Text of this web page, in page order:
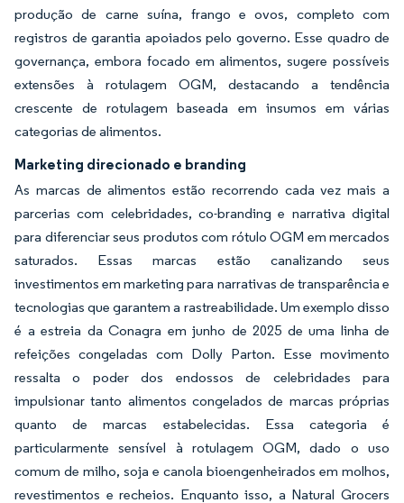
produção de carne suína, frango e ovos, completo com
registros de garantia apoiados pelo governo. Esse quadro de
governança, embora focado em alimentos, sugere possíveis
extensões à rotulagem OGM, destacando a tendência
crescente de rotulagem baseada em insumos em várias
categorias de alimentos.
Marketing direcionado e branding
As marcas de alimentos estão recorrendo cada vez mais a
parcerias com celebridades, co-branding e narrativa digital
para diferenciar seus produtos com rótulo OGM em mercados
saturados. Essas marcas estão canalizando seus
investimentos em marketing para narrativas de transparência e
tecnologias que garantem a rastreabilidade. Um exemplo disso
é a estreia da Conagra em junho de 2025 de uma linha de
refeições congeladas com Dolly Parton. Esse movimento
ressalta o poder dos endossos de celebridades para
impulsionar tanto alimentos congelados de marcas próprias
quanto de marcas estabelecidas. Essa categoria é
particularmente sensível à rotulagem OGM, dado o uso
comum de milho, soja e canola bioengenheirados em molhos,
revestimentos e recheios. Enquanto isso, a Natural Grocers